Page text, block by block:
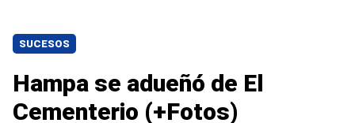
SUCESOS
Hampa se adueñó de El
Cementerio (+Fotos)